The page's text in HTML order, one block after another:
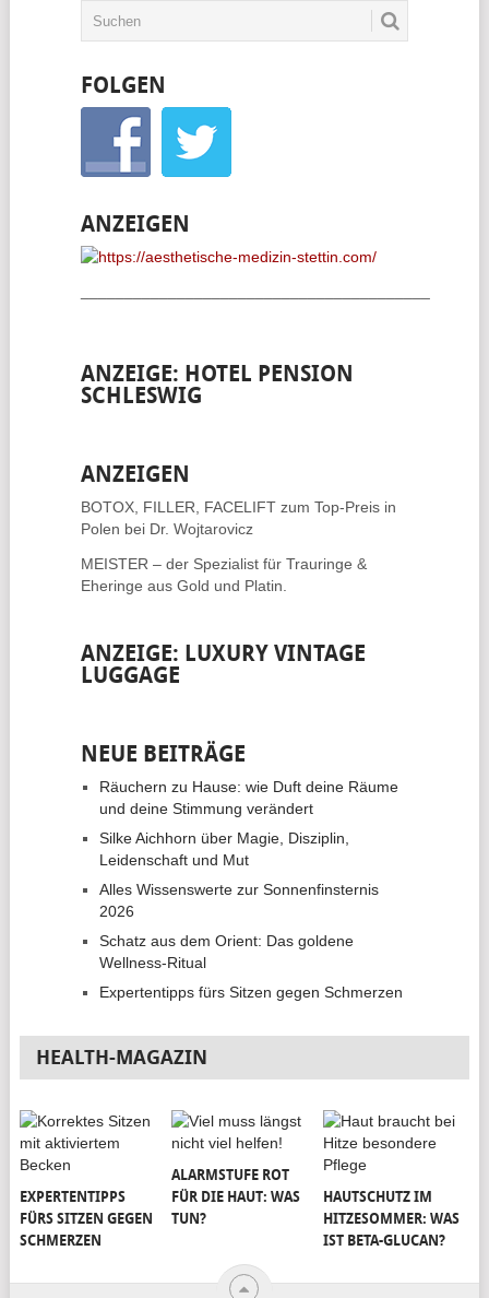
FOLGEN
ANZEIGEN
ANZEIGE: HOTEL PENSION
SCHLESWIG
ANZEIGEN
BOTOX, FILLER, FACELIFTzum Top-Preis in
Polen bei Dr. Wojtarovicz
MEISTER – der Spezialist für Trauringe &
Eheringe aus Gold und Platin.
ANZEIGE: LUXURY VINTAGE
LUGGAGE
NEUE BEITRÄGE
Räuchern zu Hause: wie Duft deine Räume
und deine Stimmung verändert
Silke Aichhorn über Magie, Disziplin,
Leidenschaft und Mut
Alles Wissenswerte zur Sonnenfinsternis
2026
Schatz aus dem Orient: Das goldene
Wellness-Ritual
Expertentipps fürs Sitzen gegen Schmerzen
HEALTH-MAGAZIN
EXPERTENTIPPS
FÜRS SITZEN GEGEN
SCHMERZEN
ALARMSTUFE ROT
FÜR DIE HAUT: WAS
TUN?
HAUTSCHUTZ IM
HITZESOMMER: WAS
IST BETA-GLUCAN?